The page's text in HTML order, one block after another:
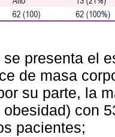
se presenta el
de masa
su parte, la
con
pacientes;